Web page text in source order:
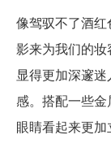
像驾驭不了酒
影来为我们的
显得更加深邃
感。搭配一些
眼睛看起来更加